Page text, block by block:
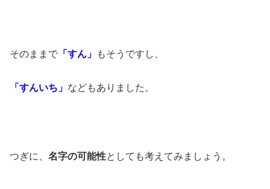
そのままで 「すん」 もそうですし、
「すんいち」 などもありました。
つぎに、 名字の可能性としても考えてみましょう。